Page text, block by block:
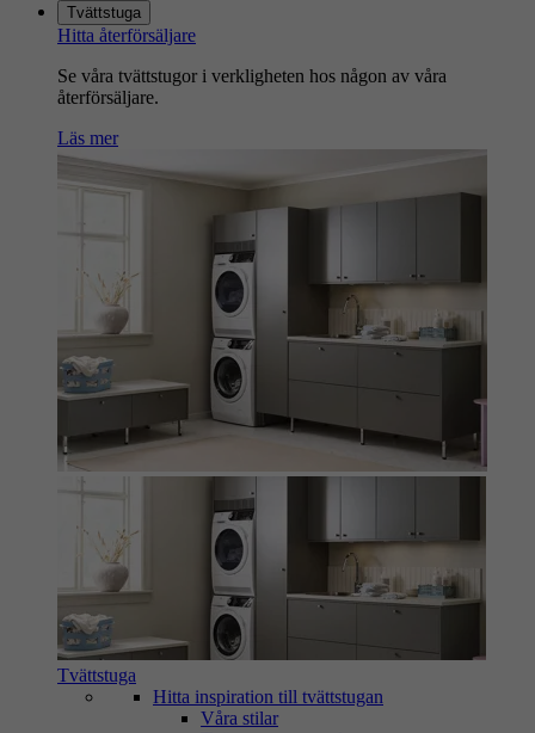
Tvättstuga
Hitta återförsäljare
Se våra tvättstugor i verkligheten hos någon av våra
återförsäljare.
Läs mer
Tvättstuga
Hitta inspiration till tvättstugan
Våra stilar